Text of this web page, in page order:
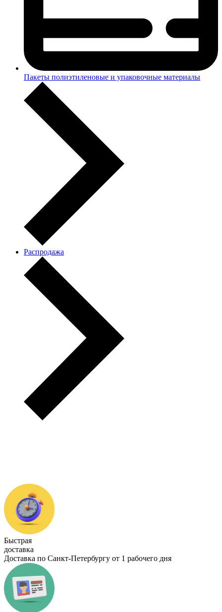
Пакеты полиэтиленовые и упаковочные материалы
Распродажа
Быстрая
доставка
Доставка по Санкт-Петербургу от 1 рабочего дня